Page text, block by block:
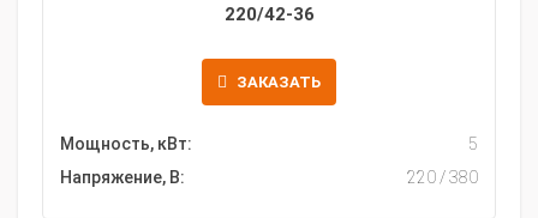
220/42-36
ЗАКАЗАТЬ
Мощность, кВт:
5
Напряжение, В:
220 / 380